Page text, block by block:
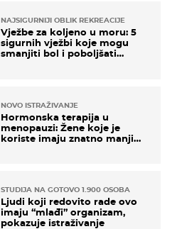
NAJSIGURNIJI OBLIK REKREACIJE
Vježbe za koljeno u moru: 5
sigurnih vježbi koje mogu
smanjiti bol i poboljšati
NOVO ISTRAŽIVANJE
Hormonska terapija u
menopauzi: Žene koje je
koriste imaju znatno manji
STUDIJA NA GOTOVO 1.900 OSOBA
Ljudi koji redovito rade ovo
imaju “mlađi” organizam,
pokazuje istraživanje